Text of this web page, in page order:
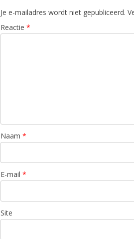
Je e-mailadres wordt niet gepubliceerd.
Reactie *
Naam *
E-mail *
Site